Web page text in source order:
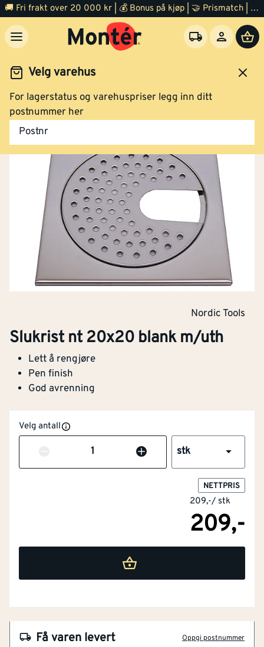
🚚 Fri frakt over 20 000 kr | 💰 Bonus på kjøp | 🤝 Prismatch | ⭐ 100% fornøyd garanti | 🏪 140 byggevarehus
Velg varehus
For lagerstatus og varehuspriser legg inn ditt
postnummer her
Postnr
Bad Baderomstilbehør
Nordic Tools
Slukrist nt 20x20 blank m/uth
Lett å rengjøre
Pen finish
God avrenning
Velg antall
Antall stk
NETTPRIS
209,-/ stk
209,-
Få varen levert Oppgi postnummer